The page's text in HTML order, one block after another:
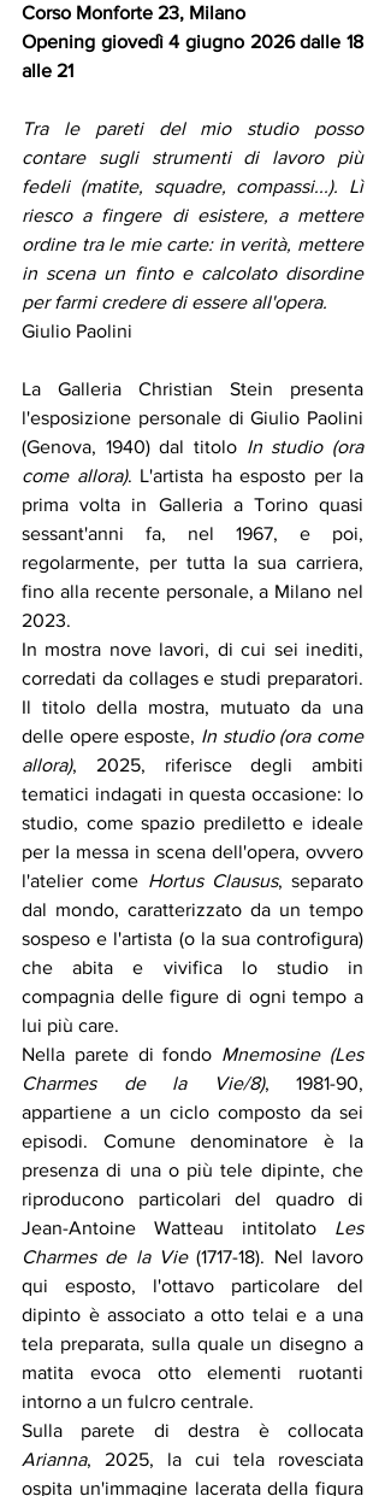
Corso Monforte 23, Milano
Opening giovedì 4 giugno 2026 dalle 18
alle 21
Tra le pareti del mio studio posso
contare sugli strumenti di lavoro più
fedeli (matite, squadre, compassi...). Lì
riesco a fingere di esistere, a mettere
ordine tra le mie carte: in verità, mettere
in scena un finto e calcolato disordine
per farmi credere di essere all'opera.
Giulio Paolini
La Galleria Christian Stein presenta
l'esposizione personale di Giulio Paolini
(Genova, 1940) dal titolo In studio (ora
come allora). L'artista ha esposto per la
prima volta in Galleria a Torino quasi
sessant'anni fa, nel 1967, e poi,
regolarmente, per tutta la sua carriera,
fino alla recente personale, a Milano nel
2023.
In mostra nove lavori, di cui sei inediti,
corredati da collages e studi preparatori.
Il titolo della mostra, mutuato da una
delle opere esposte, In studio (ora come
allora), 2025, riferisce degli ambiti
tematici indagati in questa occasione: lo
studio, come spazio prediletto e ideale
per la messa in scena dell'opera, ovvero
l'atelier come Hortus Clausus, separato
dal mondo, caratterizzato da un tempo
sospeso e l'artista (o la sua controfigura)
che abita e vivifica lo studio in
compagnia delle figure di ogni tempo a
lui più care.
Nella parete di fondo Mnemosine (Les
Charmes de la Vie/8), 1981-90,
appartiene a un ciclo composto da sei
episodi. Comune denominatore è la
presenza di una o più tele dipinte, che
riproducono particolari del quadro di
Jean-Antoine Watteau intitolato Les
Charmes de la Vie (1717-18). Nel lavoro
qui esposto, l'ottavo particolare del
dipinto è associato a otto telai e a una
tela preparata, sulla quale un disegno a
matita evoca otto elementi ruotanti
intorno a un fulcro centrale.
Arianna, 2025, la cui tela rovesciata
ospita un'immagine lacerata della figura